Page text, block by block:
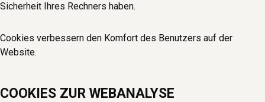
Sicherheit Ihres Rechners haben.
Cookies verbessern den Komfort des Benutzers auf der
Website.
COOKIES ZUR WEBANALYSE